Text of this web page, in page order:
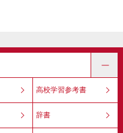
高校学習参考書
辞書